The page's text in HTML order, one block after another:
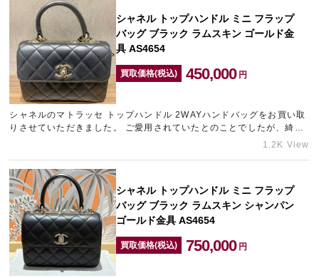
シャネル トップハンドル ミニ フラップ
バッグ ブラック ラムスキン ゴールド金
具 AS4654
買取価格(税込) 450,000 円
シャネルのマトラッセ トップハンドル 2WAYハンドバッグをお買い取
りさせていただきました。 ご愛用されていたとのことでしたが、綺麗
な状態でお持ち込みいただけたため、できる限りの金額をご提示さ…
1.2K View
シャネル トップハンドル ミニ フラップ
バッグ ブラック ラムスキン シャンパン
ゴールド金具 AS4654
買取価格(税込) 750,000 円